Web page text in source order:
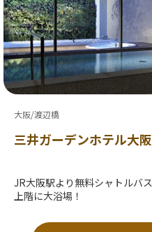
大阪/渡辺橋
三井ガーデンホテル大
JR大阪駅より無料シャトルバ
上階に大浴場！